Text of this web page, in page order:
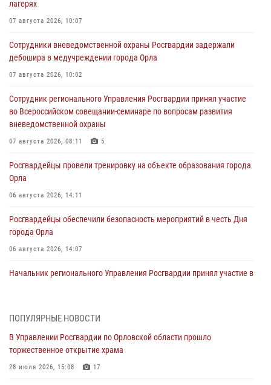
лагерях
07 августа 2026, 10:07
Сотрудники вневедомственной охраны Росгвардии задержали
дебошира в медучреждении города Орла
07 августа 2026, 10:02
Сотрудник регионального Управления Росгвардии принял участие
во Всероссийском совещании-семинаре по вопросам развития
вневедомственной охраны
07 августа 2026, 08:11 5
Росгвардейцы провели тренировку на объекте образования города
Орла
06 августа 2026, 14:11
Росгвардейцы обеспечили безопасность мероприятий в честь Дня
города Орла
06 августа 2026, 14:07
Начальник регионального Управления Росгвардии принял участие в
первое полугодие
05 августа 2026, 13:12
ПОПУЛЯРНЫЕ НОВОСТИ
В Управлении Росгвардии по Орловской области прошло
торжественное открытие храма
28 июля 2026, 15:08 17